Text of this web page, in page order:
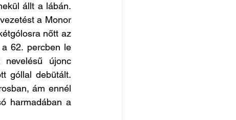
állt a lábán.
a Monor
nőtt az
62. percben le
újonc
góllal debütált.
ám ennél
harmadában a